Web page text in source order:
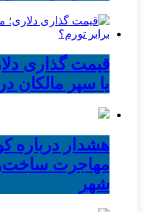
قیمت گذاری
یا سپر مالکان
هشدار درباره
مهاجرت
شهر